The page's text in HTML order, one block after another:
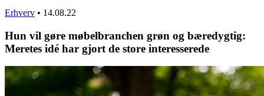
Erhverv • 14.08.22
Hun vil gøre møbelbranchen grøn og bæredygtig:
Meretes idé har gjort de store interesserede